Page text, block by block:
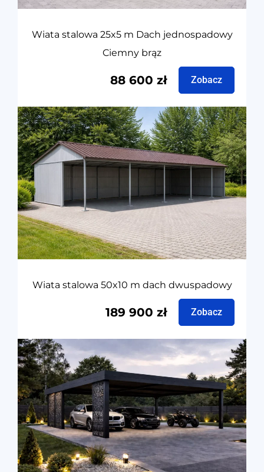
Wiata stalowa 25x5 m Dach jednospadowy
Ciemny brąz
88 600 zł Zobacz
Wiata stalowa 50x10 m dach dwuspadowy
189 900 zł Zobacz